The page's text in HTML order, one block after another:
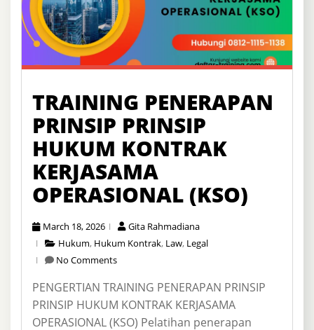
TRAINING PENERAPAN
PRINSIP PRINSIP
HUKUM KONTRAK
KERJASAMA
OPERASIONAL (KSO)
March 18, 2026
Gita Rahmadiana
Hukum, Hukum Kontrak, Law, Legal
No Comments
PENGERTIAN TRAINING PENERAPAN PRINSIP
PRINSIP HUKUM KONTRAK KERJASAMA
OPERASIONAL (KSO) Pelatihan penerapan